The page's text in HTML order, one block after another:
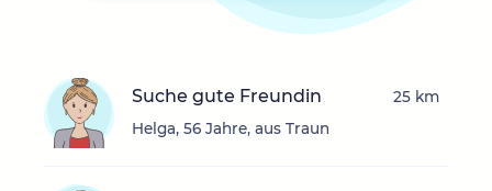
Suche gute Freundin
Helga, 56 Jahre, aus Traun
25 km